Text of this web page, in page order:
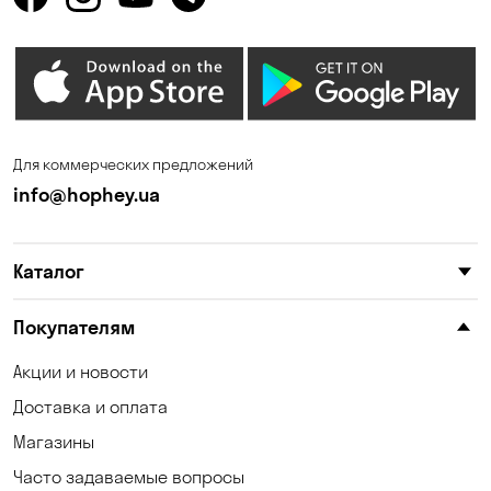
Одесса
Песчанка
Борщаговка
Погребы Пуховка
Самар
Солнечное
Для коммерческих предложений
info@hophey.ua
Каталог
Покупателям
Акции и новости
Доставка и оплата
Магазины
Часто задаваемые вопросы